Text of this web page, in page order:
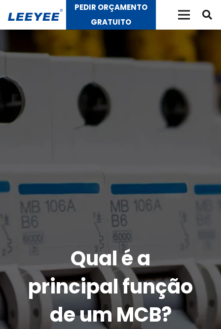
PEDIR ORÇAMENTO
GRATUITO
Qual é a
principal função
de um MCB?